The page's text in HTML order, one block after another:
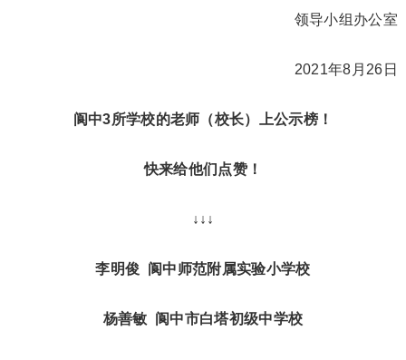
领导小组办公室
2021年8月26日
阆中3所学校的老师（校长）上公示榜！
快来给他们点赞！
↓↓↓
李明俊 阆中师范附属实验小学校
杨善敏 阆中市白塔初级中学校